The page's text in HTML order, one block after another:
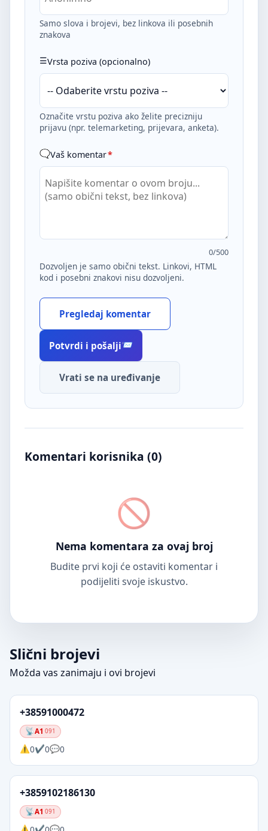
Samo slova i brojevi, bez linkova ili posebnih
znakova
Vrsta poziva (opcionalno)
Označite vrstu poziva ako želite precizniju
prijavu (npr. telemarketing, prijevara, anketa).
Vaš komentar*
0/500
Dozvoljen je samo obični tekst. Linkovi, HTML
kod i posebni znakovi nisu dozvoljeni.
Pregledaj komentar
Potvrdi i pošalji
Vrati se na uređivanje
Komentari korisnika (0)
Nema komentara za ovaj broj
Budite prvi koji će ostaviti komentar i
podijeliti svoje iskustvo.
Slični brojevi
Možda vas zanimaju i ovi brojevi
+38591000472
A1 091
0 0 0
+3859102186130
A1 091